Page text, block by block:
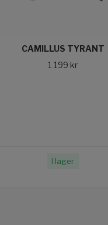
CAMILLUS TYRANT
1 199 kr
I lager